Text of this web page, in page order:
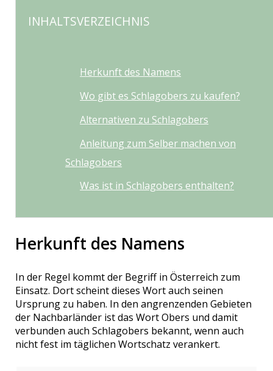
INHALTSVERZEICHNIS
Herkunft des Namens
Wo gibt es Schlagobers zu kaufen?
Alternativen zu Schlagobers
Anleitung zum Selber machen von
Schlagobers
Was ist in Schlagobers enthalten?
Herkunft des Namens
In der Regel kommt der Begriff in Österreich zum
Einsatz. Dort scheint dieses Wort auch seinen
Ursprung zu haben. In den angrenzenden Gebieten
der Nachbarländer ist das Wort Obers und damit
verbunden auch Schlagobers bekannt, wenn auch
nicht fest im täglichen Wortschatz verankert.